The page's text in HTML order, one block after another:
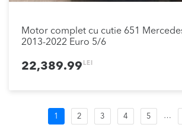
Motor complet cu cutie 651
2013-2022 Euro 5/6
22,389.99 LEI
Navigare
1 2 3 4 5 …